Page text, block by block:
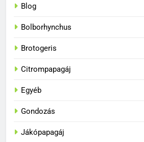
Blog
Bolborhynchus
Brotogeris
Citrompapagáj
Egyéb
Gondozás
Jákópapagáj